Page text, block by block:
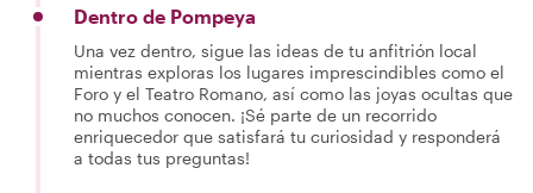
Dentro de Pompeya
Una vez dentro, sigue las ideas de tu anfitrión local
mientras exploras los lugares imprescindibles como el
Foro y el Teatro Romano, así como las joyas ocultas que
no muchos conocen. ¡Sé parte de un recorrido
enriquecedor que satisfará tu curiosidad y responderá
a todas tus preguntas!